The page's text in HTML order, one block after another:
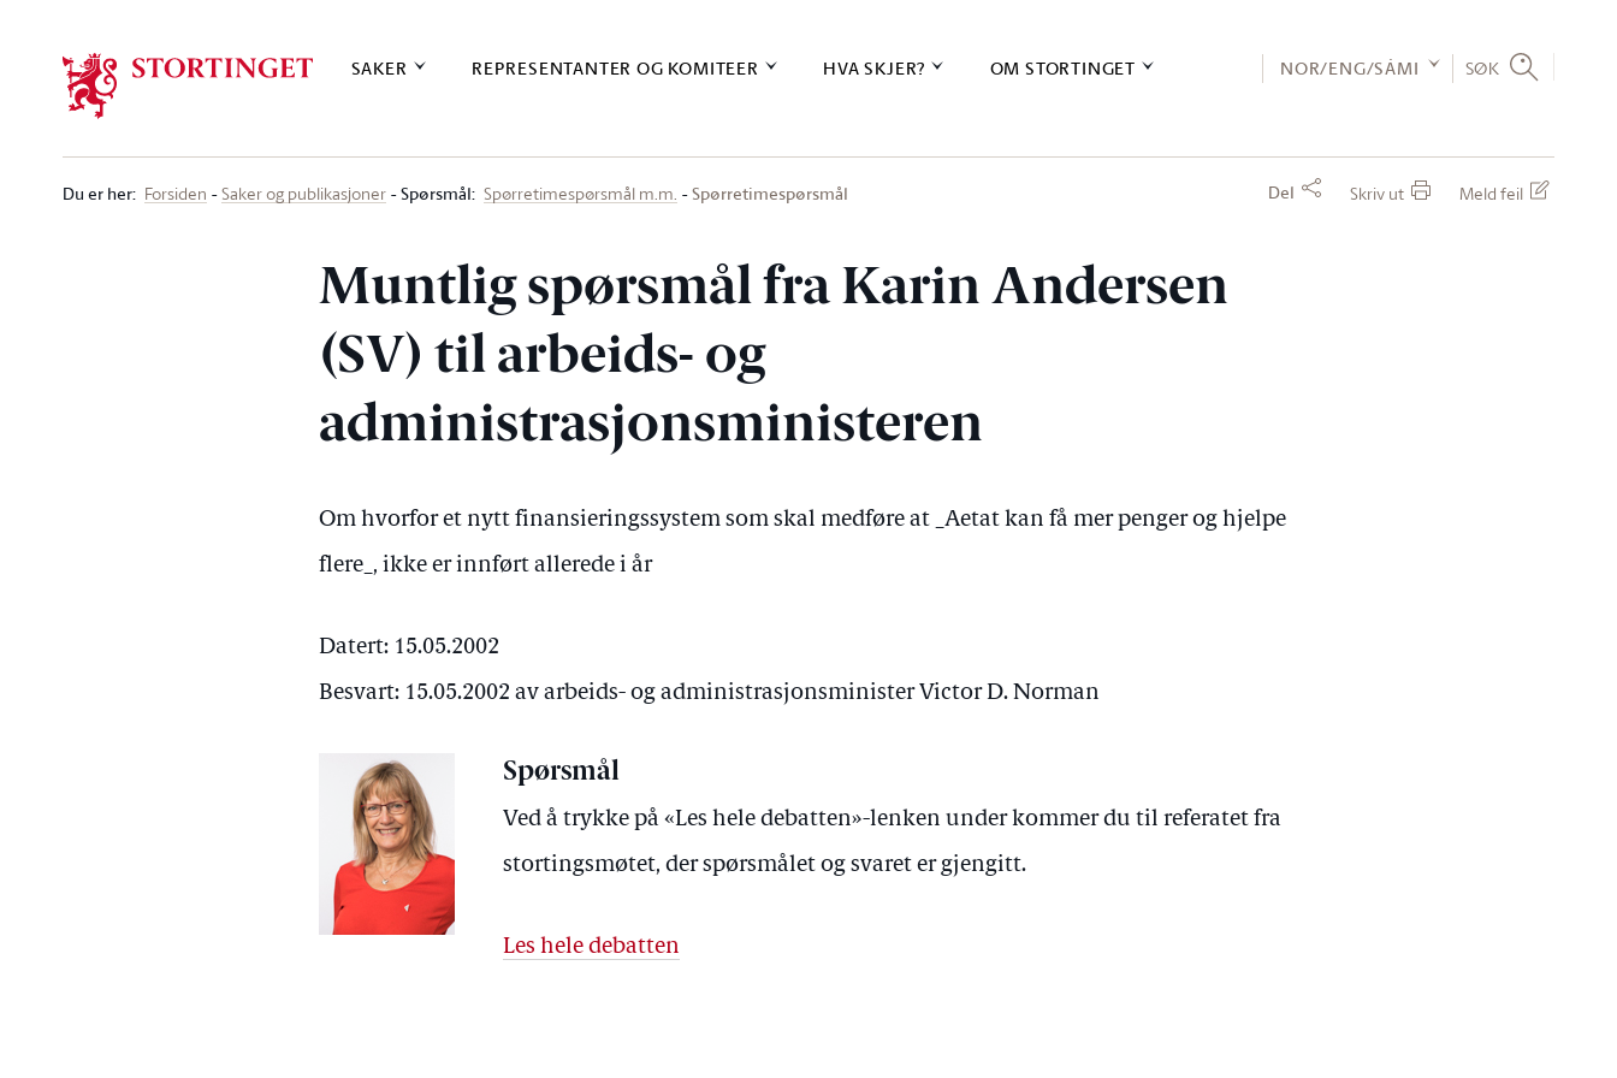
SAKER REPRESENTANTER OG KOMITEER HVA SKJER? OM STORTINGET NOR/ENG/SÁMI SØK
Du er her: Forsiden Saker og publikasjoner Spørsmål: Spørretimespørsmål m.m. Spørretimespørsmål Del Skriv ut Meld feil
Muntlig spørsmål fra Karin Andersen
(SV) til arbeids- og
administrasjonsministeren
Om hvorfor et nytt finansieringssystem som skal medføre at _Aetat kan få mer penger og hjelpe
flere_, ikke er innført allerede i år
Datert: 15.05.2002
Besvart: 15.05.2002 av arbeids- og administrasjonsminister Victor D. Norman
Spørsmål
Ved å trykke på «Les hele debatten»-lenken under kommer du til referatet fra
stortingsmøtet, der spørsmålet og svaret er gjengitt.
Les hele debatten